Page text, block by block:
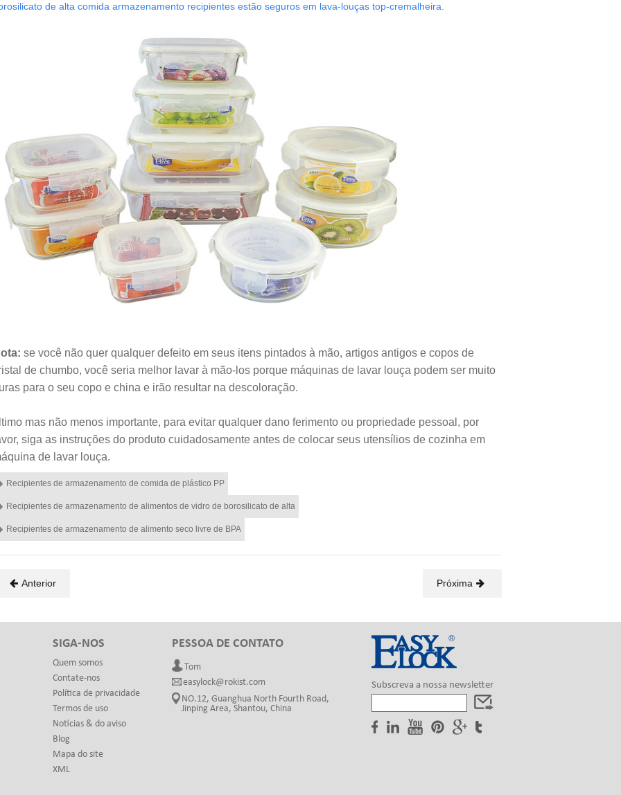
de alta comida armazenamento recipientes estão seguros em lava-louças top-cremalheira.
se você não quer qualquer defeito em seus itens pintados à mão, artigos antigos e copos de
de chumbo, você seria melhor lavar à mão-los porque máquinas de lavar louça podem ser muito
para o seu copo e china e irão resultar na descoloração.
mas não menos importante, para evitar qualquer dano ferimento ou propriedade pessoal, por
siga as instruções do produto cuidadosamente antes de colocar seus utensílios de cozinha em
de lavar louça.
Recipientes de armazenamento de comida de plástico PP
Recipientes de armazenamento de alimentos de vidro de borosilicato de alta
Recipientes de armazenamento de alimento seco livre de BPA
Anterior Próxima
SIGA-NOS
Quem somos
Contate-nos
Política de privacidade
Termos de uso
Notícias & do aviso
Blog
Mapa do site
XML
PESSOA DE CONTATO
Tom
easylock@rokist.com
NO.12, Guanghua North Fourth Road,
Jinping Area, Shantou, China
Subscreva a nossa newsletter